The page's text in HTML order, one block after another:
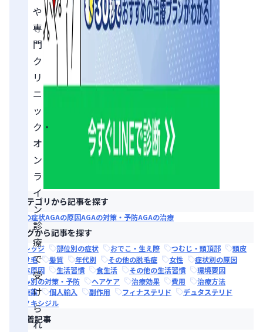
や
専
門
ク
リ
ニ
ッ
ク・
オ
ン
ラ
イ
ン
診
療
で
受
け
ら
れ
カテゴリから記事を探す
AGAの症状AGAの原因AGAの対策・予防AGAの治療
タグから記事を探す
ナレッジ 部位別の症状 おでこ・生え際 つむじ・頭頂部
頭皮
抜け毛
髪質 年代別 その他の脱毛症 女性
症状別の原因
根本原因
生活習慣 食生活 その他の生活習慣
環境要因
悩み別の対策・予防
ヘアケア 治療効果 費用
治療方法
治療薬
個人輸入 副作用 フィナステリド
デュタステリド
ミノキシジル
新着記事